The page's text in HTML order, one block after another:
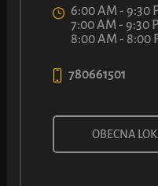
FLAT WHITE
Alergen: Laktoza
6:00 AM - 9:30
7:00 AM - 9:30
8:00 AM - 8:00
780661501
OBECNA